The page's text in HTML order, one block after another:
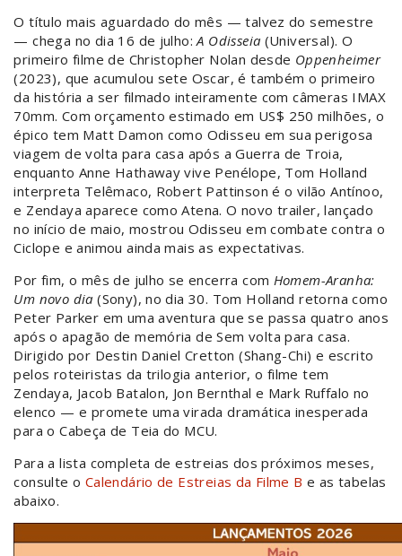
O título mais aguardado do mês — talvez do semestre
— chega no dia 16 de julho:A Odisseia (Universal). O
primeiro filme de Christopher Nolan desde Oppenheimer
(2023), que acumulou sete Oscar, é também o primeiro
da história a ser filmado inteiramente com câmeras IMAX
70mm. Com orçamento estimado em US$ 250 milhões, o
épico tem Matt Damon como Odisseu em sua perigosa
viagem de volta para casa após a Guerra de Troia,
enquanto Anne Hathaway vive Penélope, Tom Holland
interpreta Telêmaco, Robert Pattinson é o vilão Antínoo,
e Zendaya aparece como Atena. O novo trailer, lançado
no início de maio, mostrou Odisseu em combate contra o
Ciclope e animou ainda mais as expectativas.
Por fim, o mês de julho se encerra com Homem-Aranha:
Um novo dia(Sony), no dia 30. Tom Holland retorna como
Peter Parker em uma aventura que se passa quatro anos
após o apagão de memória de Sem volta para casa.
Dirigido por Destin Daniel Cretton (Shang-Chi) e escrito
pelos roteiristas da trilogia anterior, o filme tem
Zendaya, Jacob Batalon, Jon Bernthal e Mark Ruffalo no
elenco — e promete uma virada dramática inesperada
para o Cabeça de Teia do MCU.
Para a lista completa de estreias dos próximos meses,
consulte o Calendário de Estreias da Filme B e as tabelas
abaixo.